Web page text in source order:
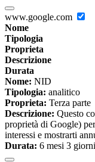
www.google.com
Nome
Tipologia
Proprieta
Descrizione
Durata
Nome: NID
Tipologia: analitico
Proprieta: Terza parte
Descrizione: Questo
proprietà di Google)
interessi e mostrarti
Durata: 6 mesi 3 giorni